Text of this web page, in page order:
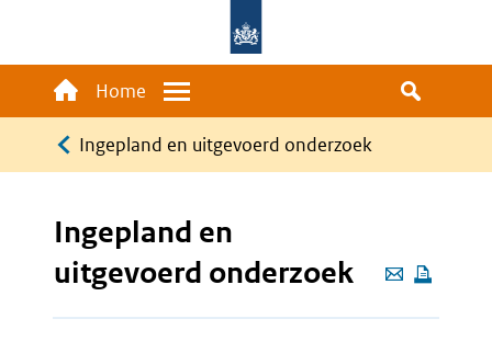
gaan
Main
navigation
Home Menu
Kruimelpad
Ingepland en uitgevoerd onderzoek
Deze
pagina
Ingepland en
uitgevoerd onderzoek